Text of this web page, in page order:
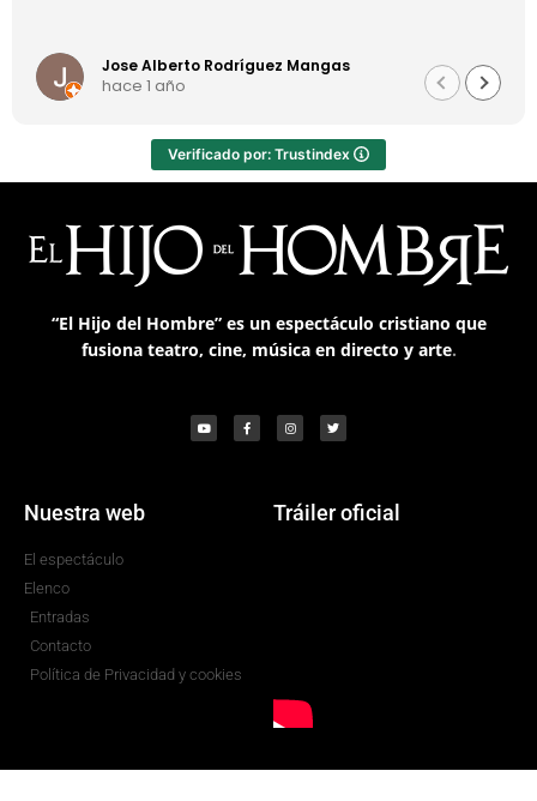
Jose Alberto Rodríguez Mangas
hace 1 año
Verificado por: Trustindex
“El Hijo del Hombre” es un espectáculo cristiano que
fusiona teatro, cine, música en directo y arte.
Nuestra web
El espectáculo
Elenco
Entradas
Contacto
Política de Privacidad y cookies
Tráiler oficial